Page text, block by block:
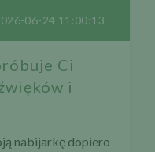
06-24 11:00:13
Ci
i
nabijarkę dopiero